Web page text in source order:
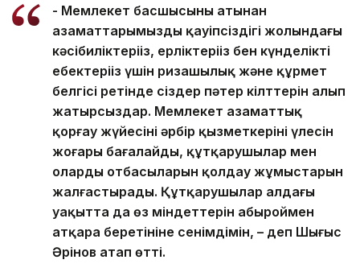
- Мемлекет басшысының атынан
азаматтарымыздың қауіпсіздігі жолындағы
кәсібиліктеріңіз, ерліктеріңіз бен күнделікті
еңбектеріңіз үшін ризашылық және құрмет
белгісі ретінде сіздер пәтер кілттерін алып
жатырсыздар. Мемлекет азаматтық
қорғау жүйесінің әрбір қызметкерінің үлесін
жоғары бағалайды, құтқарушылар мен
олардың отбасыларын қолдау жұмыстарын
жалғастырады. Құтқарушылар алдағы
уақытта да өз міндеттерін абыроймен
атқара беретініне сенімдімін, – деп Шыңғыс
Әрінов атап өтті.